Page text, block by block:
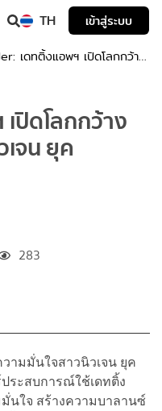
TH
เข้าสู่ระบบ
เดทติ้งแอพฯ เปิดโลกกว้าง
ปิดโลกกว้าง
จน ยุค
283
ามมั่นใจสาวนิวเจน ยุค
ระสบการณ์ใช้เดทติ้ง
นใจ สร้างความบาลานซ์